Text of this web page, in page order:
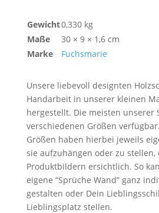
Gewicht0,330 kg
Maße
30 × 9 × 1,6 cm
Marke
Fuchsmarie
Unsere liebevoll designten
Handarbeit in unserer kleinen
hergestellt. Die meisten unserer
verschiedenen Größen
Größen haben hierbei jeweils
sie aufzuhängen oder zu stellen,
Produktbildern ersichtlich. So
eigene “Sprüche Wand” ganz
gestalten oder Dein
Lieblingsplatz stellen.